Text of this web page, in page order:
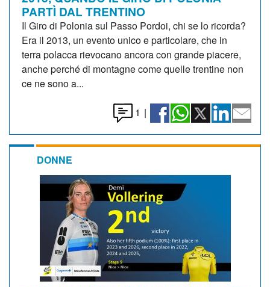
PARTÌ DAL TRENTINO
Il Giro di Polonia sul Passo Pordoi, chi se lo ricorda?
Era il 2013, un evento unico e particolare, che in
terra polacca rievocano ancora con grande piacere,
anche perché di montagne come quelle trentine non
ce ne sono a...
1 |
DONNE